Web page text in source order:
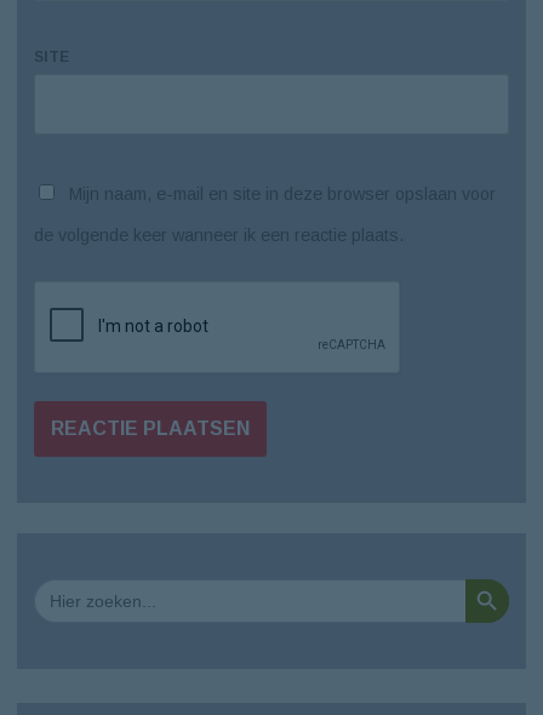
SITE
Mijn naam, e-mail en site in deze browser opslaan voor
de volgende keer wanneer ik een reactie plaats.
naar: